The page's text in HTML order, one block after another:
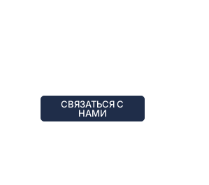
СВЯЗАТЬСЯ С
НАМИ